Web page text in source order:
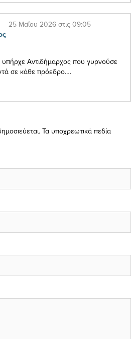
25 Μαΐου 2026 στις 09:05
υπήρχε Αντιδήμαρχος που γυρνούσε
σε κάθε πρόεδρο….
Τα υποχρεωτικά πεδία